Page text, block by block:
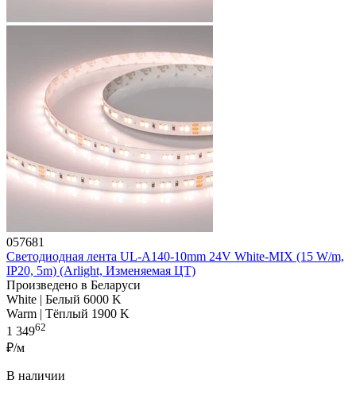
057681
Светодиодная лента UL-A140-10mm 24V White-MIX (15 W/m,
IP20, 5m) (Arlight, Изменяемая ЦТ)
Произведено в Беларуси
White | Белый 6000 K
Warm | Тёплый 1900 K
1 34962
₽/м
В наличии